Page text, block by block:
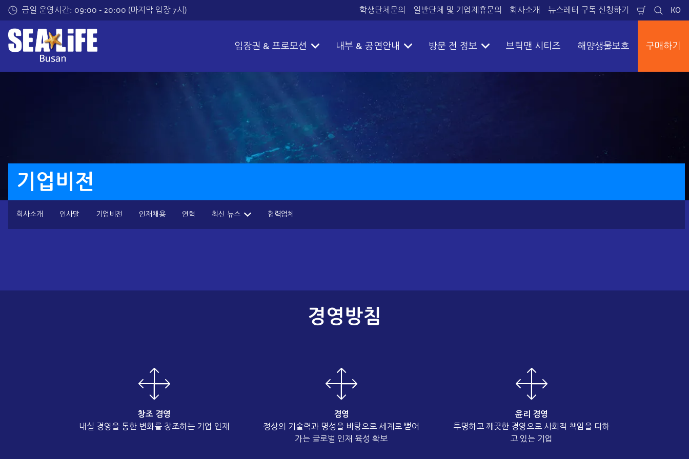
인
금일 운영시간: 09:00 - 20:00 (마지막 입장 7시) 학생단체문의 일반단체 및 기업제휴문의 회사소개 뉴스레터 구독 신청하기​
바
검
색
KO
언
어
입장권 & 프로모션 내부 & 공연안내 방문 전 정보 브릭맨 시티즈 해양생물보호 구매하기
기업비전
회사소개 인사말 기업비전 인재채용 연혁 최신 뉴스 협력업체
경영방침
창조 경영
내실 경영을 통한 변화를 창조하는 기업 인재
경영
정상의 기술력과 명성을 바탕으로 세계로 뻗어
가는 글로벌 인재 육성 확보
윤리 경영
투명하고 깨끗한 경영으로 사회적 책임을 다하
고 있는 기업